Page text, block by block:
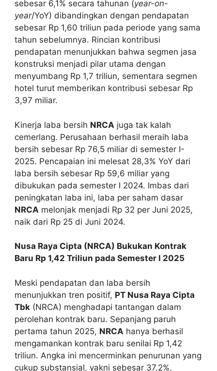
sebesar 6,1% secara tahunan (year-on-
year/YoY) dibandingkan dengan pendapatan
sebesar Rp 1,60 triliun pada periode yang sama
tahun sebelumnya. Rincian kontribusi
pendapatan menunjukkan bahwa segmen jasa
konstruksi menjadi pilar utama dengan
menyumbang Rp 1,7 triliun, sementara segmen
hotel turut memberikan kontribusi sebesar Rp
3,97 miliar.
Kinerja laba bersih NRCA juga tak kalah
cemerlang. Perusahaan berhasil meraih laba
bersih sebesar Rp 76,5 miliar di semester I-
2025. Pencapaian ini melesat 28,3% YoY dari
laba bersih sebesar Rp 59,6 miliar yang
dibukukan pada semester I 2024. Imbas dari
peningkatan laba ini, laba per saham dasar
NRCA melonjak menjadi Rp 32 per Juni 2025,
naik dari Rp 25 di Juni 2024.
Nusa Raya Cipta (NRCA) Bukukan Kontrak
Baru Rp 1,42 Triliun pada Semester I 2025
Meski pendapatan dan laba bersih
menunjukkan tren positif, PT Nusa Raya Cipta
Tbk (NRCA) menghadapi tantangan dalam
perolehan kontrak baru. Sepanjang paruh
pertama tahun 2025, NRCA hanya berhasil
mengamankan kontrak baru senilai Rp 1,42
triliun. Angka ini mencerminkan penurunan yang
cukup substansial, yakni sebesar 37,2%,